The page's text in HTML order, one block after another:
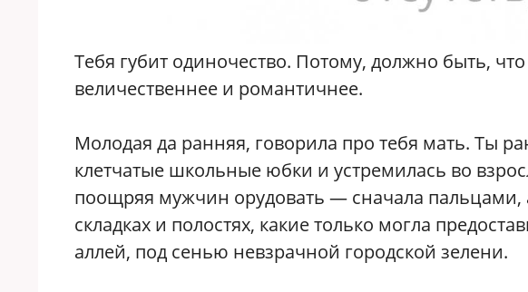
Тебя губит одиночество. Потому, должно быть,
величественнее и романтичнее.
Молодая да ранняя, говорила про тебя мать. Ты
клетчатые школьные юбки и устремилась во
поощряя мужчин орудовать — сначала
складках и полостях, какие только могла
аллей, под сенью невзрачной городской зелени.